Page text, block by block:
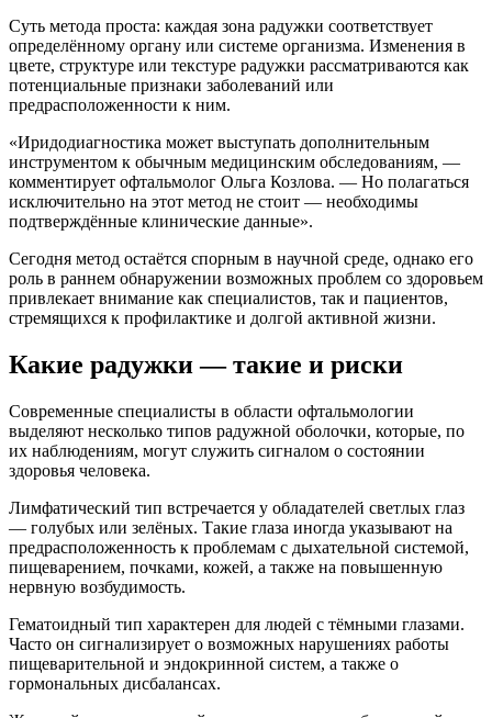
Суть метода проста: каждая зона радужки соответствует
определённому органу или системе организма. Изменения в
цвете, структуре или текстуре радужки рассматриваются как
потенциальные признаки заболеваний или
предрасположенности к ним.
«Иридодиагностика может выступать дополнительным
инструментом к обычным медицинским обследованиям, —
комментирует офтальмолог Ольга Козлова. — Но полагаться
исключительно на этот метод не стоит — необходимы
подтверждённые клинические данные».
Сегодня метод остаётся спорным в научной среде, однако его
роль в раннем обнаружении возможных проблем со здоровьем
привлекает внимание как специалистов, так и пациентов,
стремящихся к профилактике и долгой активной жизни.
Какие радужки — такие и риски
Современные специалисты в области офтальмологии
выделяют несколько типов радужной оболочки, которые, по
их наблюдениям, могут служить сигналом о состоянии
здоровья человека.
Лимфатический тип встречается у обладателей светлых глаз
— голубых или зелёных. Такие глаза иногда указывают на
предрасположенность к проблемам с дыхательной системой,
пищеварением, почками, кожей, а также на повышенную
нервную возбудимость.
Гематоидный тип характерен для людей с тёмными глазами.
Часто он сигнализирует о возможных нарушениях работы
пищеварительной и эндокринной систем, а также о
гормональных дисбалансах.